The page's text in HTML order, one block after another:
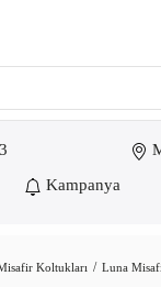
Kampanya
Koltukları Luna